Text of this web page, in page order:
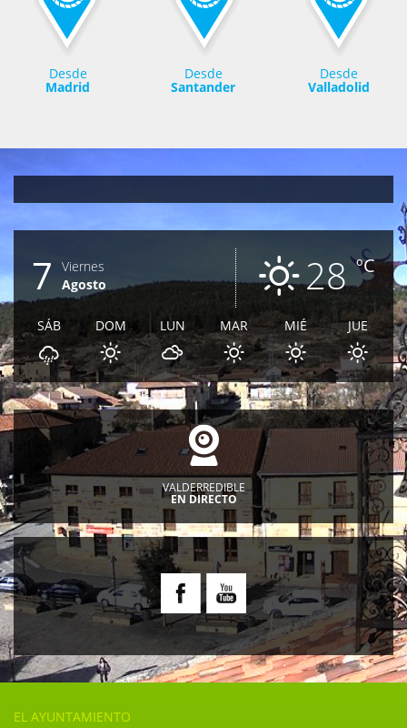
Desde
Madrid
Desde
Santander
Desde
Valladolid
ºC
28
7
Viernes
Agosto
SÁB DOM LUN MAR MIÉ JUE
VALDERREDIBLE
EN DIRECTO
EL AYUNTAMIENTO